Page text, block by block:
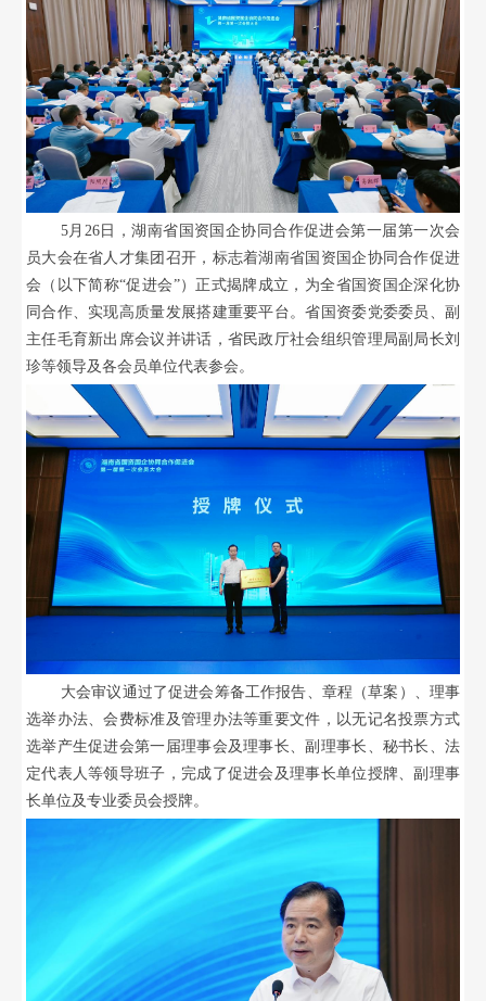
5月26日，湖南省国资国企协同合作促进会第一届第一次会
员大会在省人才集团召开，标志着湖南省国资国企协同合作促进
会（以下简称“促进会”）正式揭牌成立，为全省国资国企深化协
同合作、实现高质量发展搭建重要平台。省国资委党委委员、副
主任毛育新出席会议并讲话，省民政厅社会组织管理局副局长刘
珍等领导及各会员单位代表参会。
大会审议通过了促进会筹备工作报告、章程（草案）、理事
选举办法、会费标准及管理办法等重要文件，以无记名投票方式
选举产生促进会第一届理事会及理事长、副理事长、秘书长、法
定代表人等领导班子，完成了促进会及理事长单位授牌、副理事
长单位及专业委员会授牌。